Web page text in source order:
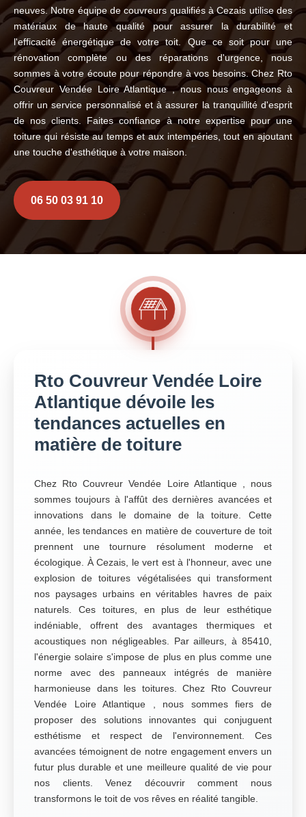
neuves. Notre équipe de couvreurs qualifiés à Cezais utilise des
matériaux de haute qualité pour assurer la durabilité et
l'efficacité énergétique de votre toit. Que ce soit pour une
rénovation complète ou des réparations d'urgence, nous
sommes à votre écoute pour répondre à vos besoins. Chez Rto
Couvreur Vendée Loire Atlantique , nous nous engageons à
offrir un service personnalisé et à assurer la tranquillité d'esprit
de nos clients. Faites confiance à notre expertise pour une
toiture qui résiste au temps et aux intempéries, tout en ajoutant
une touche d'esthétique à votre maison.
06 50 03 91 10
Rto Couvreur Vendée Loire
Atlantique dévoile les
tendances actuelles en
matière de toiture
Chez Rto Couvreur Vendée Loire Atlantique , nous
sommes toujours à l'affût des dernières avancées et
innovations dans le domaine de la toiture. Cette
année, les tendances en matière de couverture de toit
prennent une tournure résolument moderne et
écologique. À Cezais, le vert est à l'honneur, avec une
explosion de toitures végétalisées qui transforment
nos paysages urbains en véritables havres de paix
naturels. Ces toitures, en plus de leur esthétique
indéniable, offrent des avantages thermiques et
acoustiques non négligeables. Par ailleurs, à 85410,
l'énergie solaire s'impose de plus en plus comme une
norme avec des panneaux intégrés de manière
harmonieuse dans les toitures. Chez Rto Couvreur
Vendée Loire Atlantique , nous sommes fiers de
proposer des solutions innovantes qui conjuguent
esthétisme et respect de l'environnement. Ces
avancées témoignent de notre engagement envers un
futur plus durable et une meilleure qualité de vie pour
nos clients. Venez découvrir comment nous
transformons le toit de vos rêves en réalité tangible.